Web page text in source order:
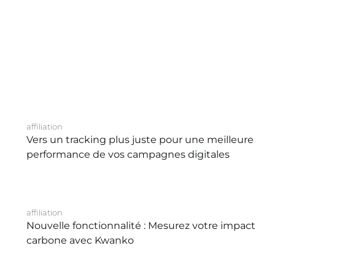
affiliation
Vers un tracking plus juste pour une meilleure
performance de vos campagnes digitales
affiliation
Nouvelle fonctionnalité : Mesurez votre impact
carbone avec Kwanko